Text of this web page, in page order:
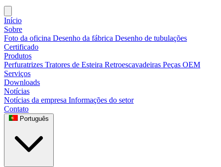
Início
Sobre
Foto da oficina Desenho da fábrica Desenho de tubulações
Certificado
Produtos
Perfuratrizes Tratores de Esteira Retroescavadeiras Peças OEM
Serviços
Downloads
Notícias
Notícias da empresa Informações do setor
Contato
Português